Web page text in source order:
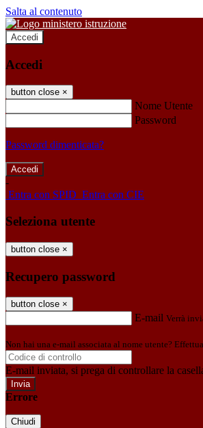
Salta al contenuto
Accedi
Accedi
button close ×
Nome Utente
Password
Password dimenticata?
-
Entra con SPID Entra con CIE
Seleziona utente
button close ×
Recupero password
button close ×
E-mail Verrà
Non hai una e-mail associata al nome utente?
E-mail inviata, si prega di controllare la
Errore
Chiudi